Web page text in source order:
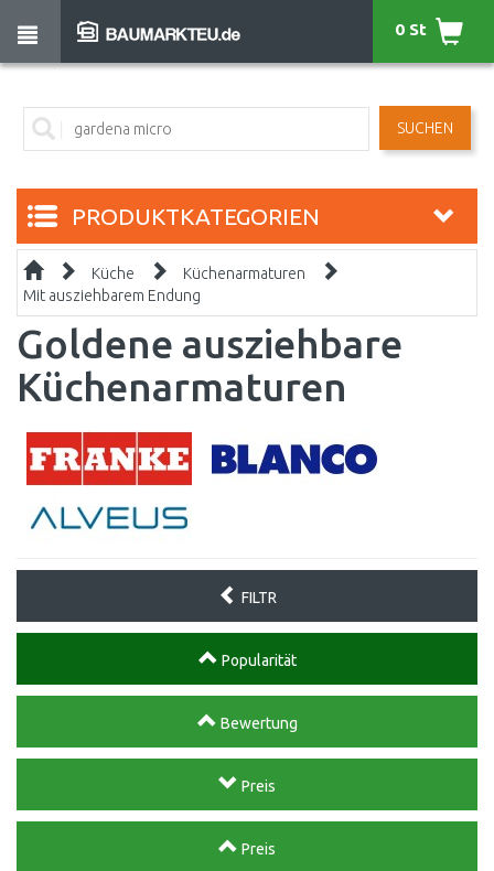
SUCHEN
0 St
PRODUKTKATEGORIEN
Küche
Küchenarmaturen
Mit ausziehbarem Endung
Goldene ausziehbare
Küchenarmaturen
FILTR
Popularität
Bewertung
Preis
Preis